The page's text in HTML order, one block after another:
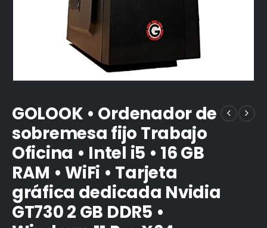
GOLOOK • Ordenador de
sobremesa fijo Trabajo
Oficina • Intel i5 • 16 GB
RAM • WiFi • Tarjeta
gráfica dedicada Nvidia
GT730 2 GB DDR5 •